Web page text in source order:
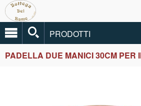
PRODOTTI
PADELLA DUE MANICI 30CM PER